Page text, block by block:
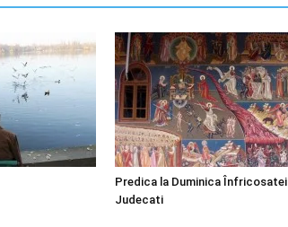
Predica la Duminica Înfricosatei
Judecati